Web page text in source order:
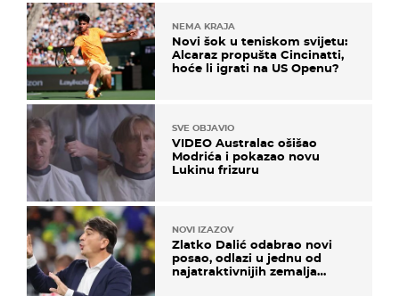
NEMA KRAJA
Novi šok u teniskom svijetu:
Alcaraz propušta Cincinatti,
hoće li igrati na US Openu?
SVE OBJAVIO
VIDEO Australac ošišao
Modrića i pokazao novu
Lukinu frizuru
NOVI IZAZOV
Zlatko Dalić odabrao novi
posao, odlazi u jednu od
najatraktivnijih zemalja